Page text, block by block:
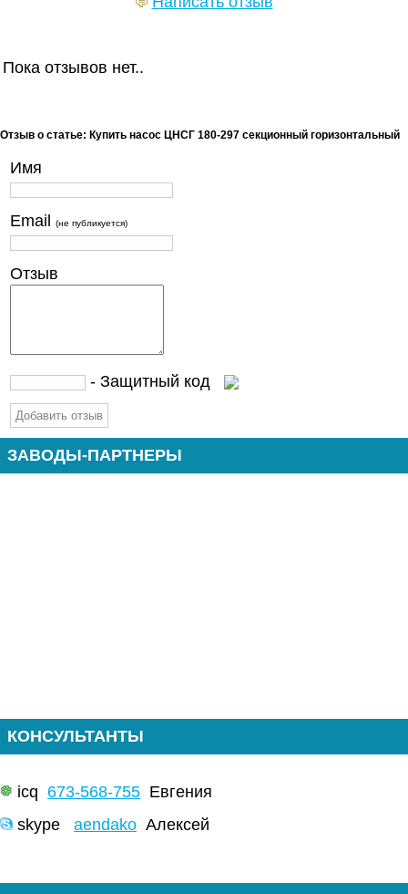
Пока отзывов нет..
Отзыв о статье: Купить насос ЦНСГ 180-297 секционный горизонтальный
Имя
Email (не публикуется)
Отзыв
- Защитный код
ЗАВОДЫ-ПАРТНЕРЫ
КОНСУЛЬТАНТЫ
icq 673-568-755 Евгения
skype aendako Алексей